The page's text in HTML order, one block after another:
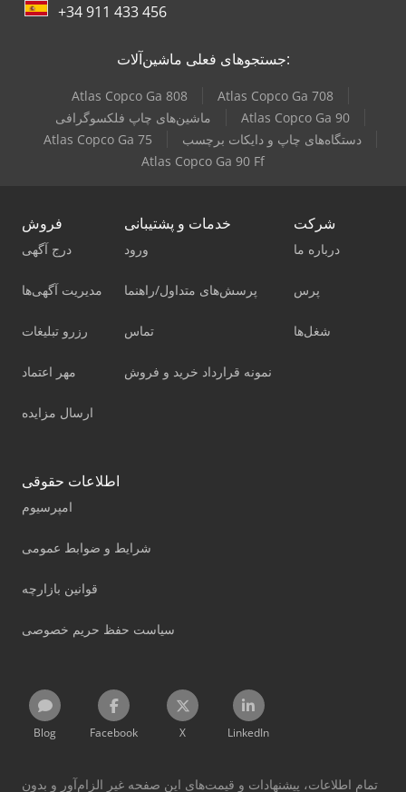
+34 911 433 456
جستجوهای فعلی ماشین‌آلات:
Atlas Copco Ga 808
Atlas Copco Ga 708
ماشین‌های چاپ فلکسوگرافی
Atlas Copco Ga 90
Atlas Copco Ga 75
دستگاه‌های چاپ و دایکات برچسب
Atlas Copco Ga 90 Ff
فروش
درج آگهی
مدیریت آگهی‌ها
رزرو تبلیغات
مهر اعتماد
ارسال مزایده
خدمات و پشتیبانی
ورود
پرسش‌های متداول/راهنما
تماس
نمونه قرارداد خرید و فروش
شرکت
درباره ما
پرس
شغل‌ها
اطلاعات حقوقی
امپرسیوم
شرایط و ضوابط عمومی
قوانین بازارچه
سیاست حفظ حریم خصوصی
Blog Facebook X LinkedIn
تمام اطلاعات، پیشنهادات و قیمت‌های این صفحه غیر الزام‌آور و بدون